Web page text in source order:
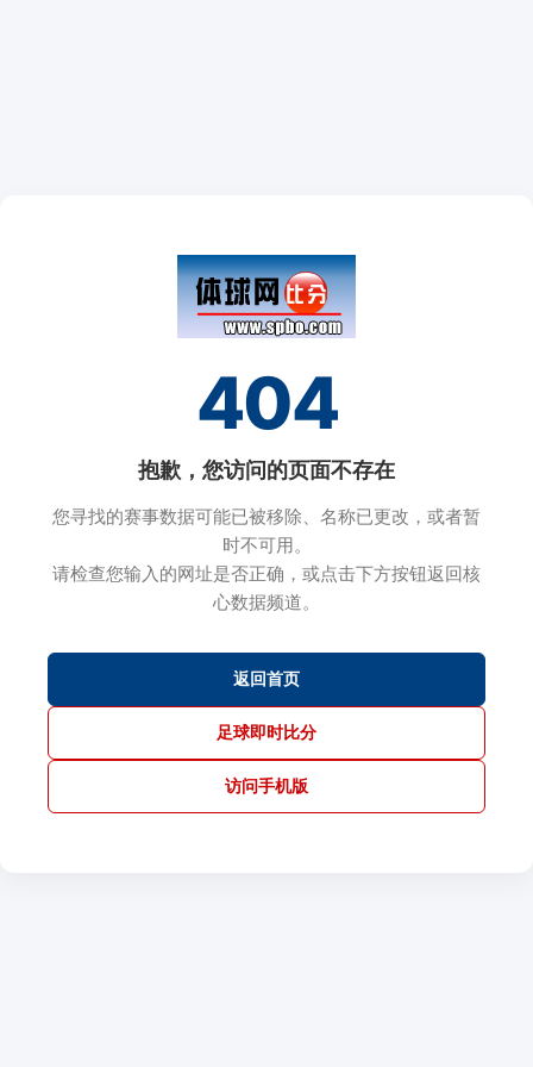
404
抱歉，您访问的页面不存在
您寻找的赛事数据可能已被移除、名称已更改，或者暂
时不可用。
请检查您输入的网址是否正确，或点击下方按钮返回核
心数据频道。
返回首页
足球即时比分
访问手机版